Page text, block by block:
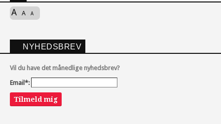
A A A
NYHEDSBREV
Vil du have det månedlige nyhedsbrev?
Email*:
Tilmeld mig